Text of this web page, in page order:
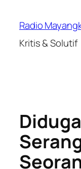
Radio
Kritis & Solutif